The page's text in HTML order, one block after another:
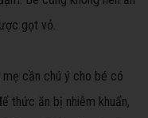
gọt vỏ.
cần chú ý cho bé có
thức ăn bị nhiễm khuẩn,